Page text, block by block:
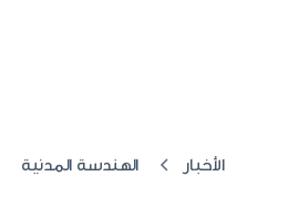
الأخبار الهندسة المدنية